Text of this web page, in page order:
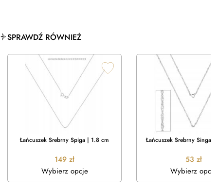
SPRAWDŹ RÓWNIEŻ
Łańcuszek Srebrny Spiga | 1.8 cm
149 zł
Wybierz opcje
Łańcuszek Srebrny
53 zł
Wybierz opcje